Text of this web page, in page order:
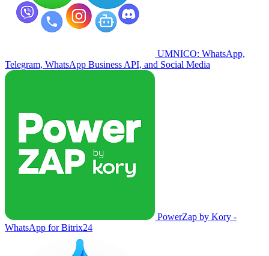
UMNICO: WhatsApp,
Telegram, WhatsApp Business API, and Social Media
PowerZap by Kory -
WhatsApp for Bitrix24